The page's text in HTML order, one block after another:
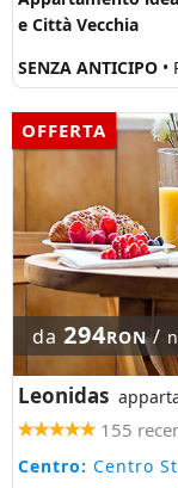
e Città Vecchia
SENZA ANTICIPO •
OFFERTA
da 294RON/
Leonidas
155
Centro: Centro